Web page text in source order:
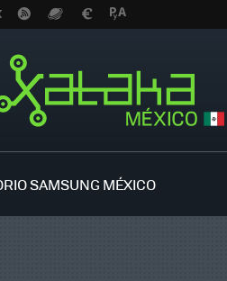
SAMSUNG MÉXICO